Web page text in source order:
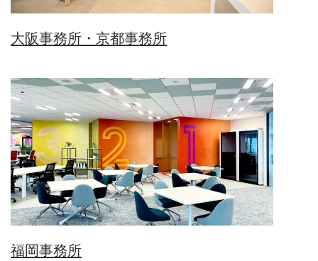
大阪事務所・京都事務所
福岡事務所